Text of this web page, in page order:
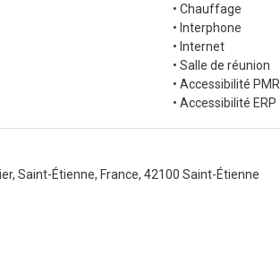
• Chauffage
• Interphone
• Internet
• Salle de réunion
• Accessibilité PMR
• Accessibilité ERP
Saint-Étienne, France, 42100 Saint-Étienne